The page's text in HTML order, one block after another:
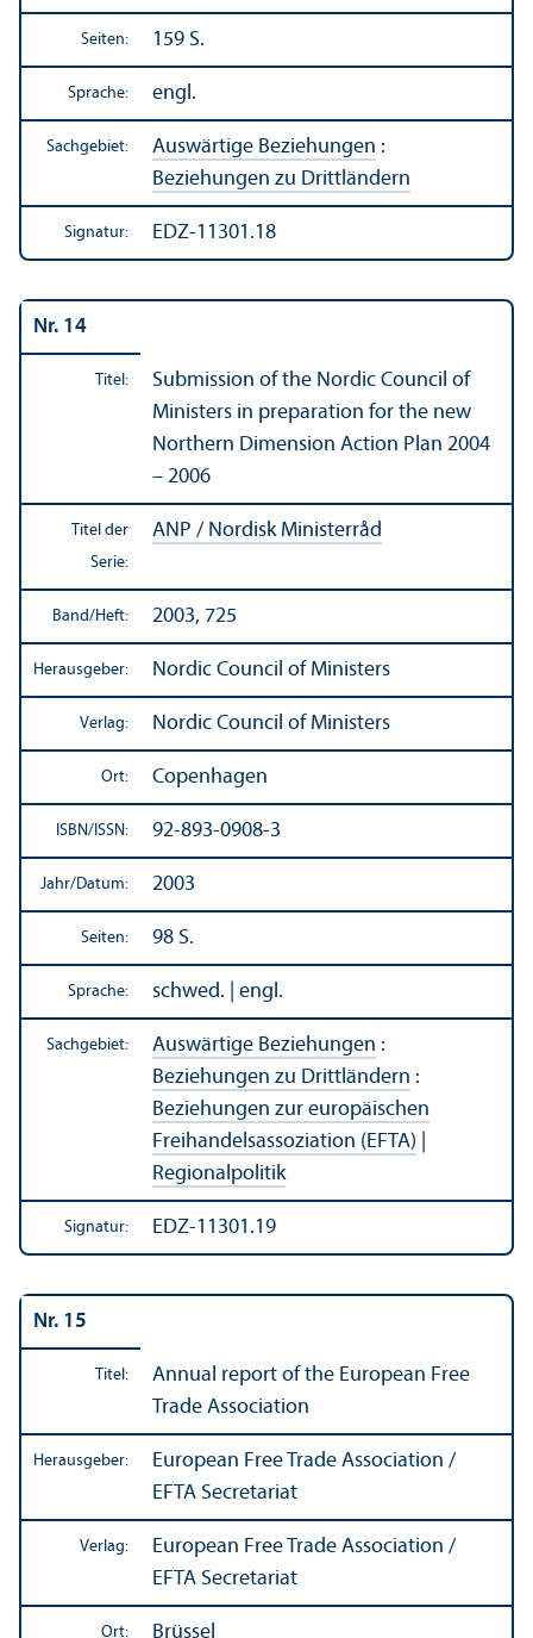
Seiten: 159 S.
Sprache: engl.
Sachgebiet: Auswärtige Beziehungen :
Beziehungen zu Drittländern
Signatur: EDZ-11301.18
Nr. 14
Titel:
Submission of the Nordic Council of
Ministers in preparation for the new
Northern Dimension Action Plan 2004
– 2006
Titel der
Serie:
ANP / Nordisk Ministerråd
Band/Heft: 2003, 725
Herausgeber: Nordic Council of Ministers
Verlag: Nordic Council of Ministers
Ort: Copenhagen
ISBN/ISSN: 92-893-0908-3
Jahr/Datum: 2003
Seiten: 98 S.
Sprache: schwed. | engl.
Sachgebiet: Auswärtige Beziehungen :
Beziehungen zu Drittländern :
Beziehungen zur europäischen
Freihandels­assoziation (EFTA)
Regionalpolitik
Signatur: EDZ-11301.19
Nr. 15
Titel:
Annual report of the European Free
Trade Association
Herausgeber:
European Free Trade Association /
EFTA Secretariat
Verlag:
European Free Trade Association /
EFTA Secretariat
Ort: Brüssel